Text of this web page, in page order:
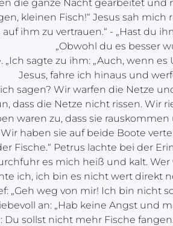
die ganze Nacht gearbeitet und
kleinen Fisch!“ Jesus sah mich
ihm zu vertrauen.“ - „Hast du
„Obwohl du es besser
„Ich sagte zu ihm: „Auch, wenn
Jesus, fahre ich hinaus und
sagen? Wir warfen die Netze
dass die Netze nicht rissen. Wir
waren zu, dass sie
Wir haben sie auf beide Boote
Fische.“ Petrus lachte bei der
es mich heiß und kalt. Wer
ich, ich bin es nicht wert direkt
„Geh weg von mir! Ich bin nicht
an: „Hab keine Angst und
sollst nicht mehr Fische